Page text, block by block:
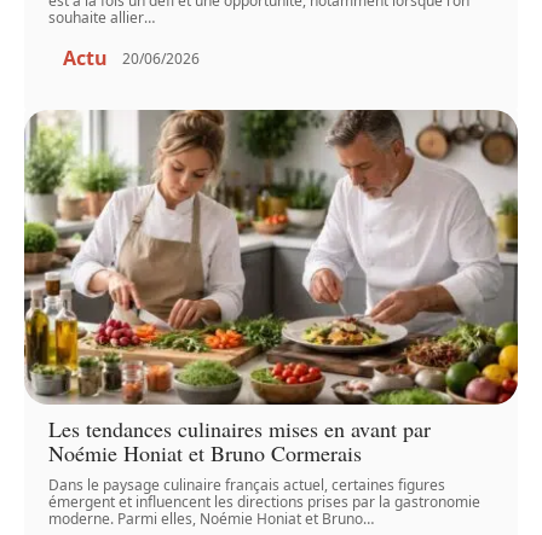
souhaite allier…
Actu 20/06/2026
Les tendances culinaires mises en avant par
Noémie Honiat et Bruno Cormerais
Dans le paysage culinaire français actuel, certaines figures
émergent et influencent les directions prises par la gastronomie
moderne. Parmi elles, Noémie Honiat et Bruno…